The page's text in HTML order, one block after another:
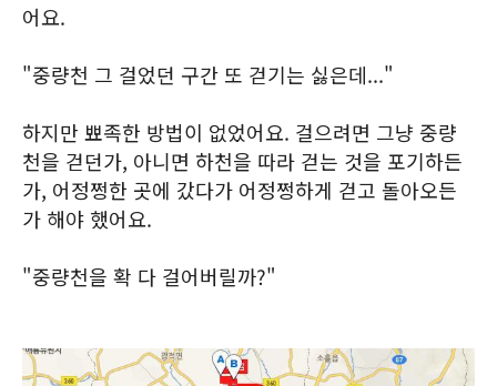
어요.
"중량천 그 걸었던 구간 또 걷기는 싫은데..."
하지만 뾰족한 방법이 없었어요. 걸으려면 그냥 중량
천을 걷던가, 아니면 하천을 따라 걷는 것을 포기하든
가, 어정쩡한 곳에 갔다가 어정쩡하게 걷고 돌아오든
가 해야 했어요.
"중량천을 확 다 걸어버릴까?"